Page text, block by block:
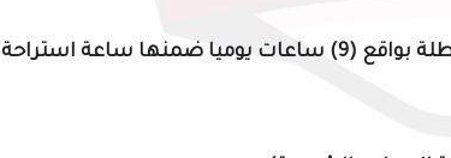
بشكل يومي (6) ايام اسبوعيا و يوم الجمعة عطلة بواقع (9) ساعات يوميا ضمنها ساعة استراحة